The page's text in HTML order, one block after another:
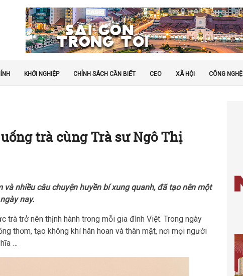
KHỞI NGHIỆP CHÍNH SÁCH CẦN BIẾT CEO XÃ HỘI CÔNG NGHỆ
trà cùng Trà sư Ngô Thị
và nhiều câu chuyện huyền bí xung quanh, đã tạo nên một
nay.
trà trở nên thịnh hành trong mỗi gia đình Việt. Trong ngày
thơm, tạo không khí hân hoan và thân mật, nơi mọi người
…